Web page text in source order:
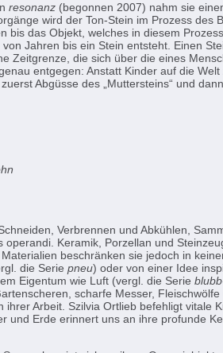
resonanz (begonnen 2007) nahm sie
wird der Ton-Stein im Prozess des
bis das Objekt, welches in diesem
Jahren bis ein Stein entsteht. Einen
Zeitgrenze, die sich über die eines
entgegen: Anstatt Kinder auf die
Abgüsse des „Muttersteins“ und
Verbrennen und Abkühlen,
operandi. Keramik, Porzellan und
beschränken sie jedoch in
die Serie pneu) oder von einer Idee
Eigentum wie Luft (vergl. die Serie
scharfe Messer,
ihrer Arbeit. Szilvia Ortlieb befehligt vitale
und Erde erinnert uns an ihre profunde